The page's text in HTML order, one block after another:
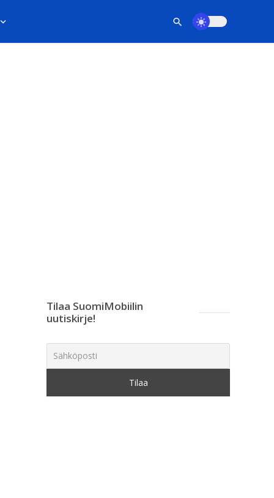
Tilaa SuomiMobiilin
uutiskirje!